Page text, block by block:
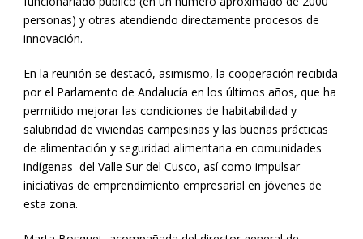
personas) y otras atendiendo directamente procesos de
innovación.
En la reunión se destacó, asimismo, la cooperación recibida
por el Parlamento de Andalucía en los últimos años, que ha
permitido mejorar las condiciones de habitabilidad y
salubridad de viviendas campesinas y las buenas prácticas
de alimentación y seguridad alimentaria en comunidades
indígenas del Valle Sur del Cusco, así como impulsar
iniciativas de emprendimiento empresarial en jóvenes de
esta zona.